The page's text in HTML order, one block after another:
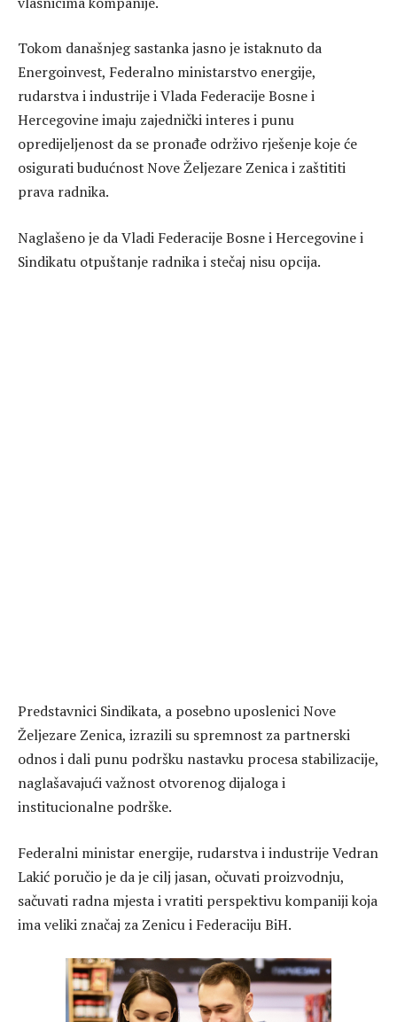
Tokom današnjeg sastanka jasno je istaknuto da
Energoinvest, Federalno ministarstvo energije,
rudarstva i industrije i Vlada Federacije Bosne i
Hercegovine imaju zajednički interes i punu
opredijeljenost da se pronađe održivo rješenje koje će
osigurati budućnost Nove Željezare Zenica i zaštititi
prava radnika.
Naglašeno je da Vladi Federacije Bosne i Hercegovine i
Sindikatu otpuštanje radnika i stečaj nisu opcija.
Predstavnici Sindikata, a posebno uposlenici Nove
Željezare Zenica, izrazili su spremnost za partnerski
odnos i dali punu podršku nastavku procesa stabilizacije,
naglašavajući važnost otvorenog dijaloga i
institucionalne podrške.
Federalni ministar energije, rudarstva i industrije Vedran
Lakić poručio je da je cilj jasan, očuvati proizvodnju,
sačuvati radna mjesta i vratiti perspektivu kompaniji koja
ima veliki značaj za Zenicu i Federaciju BiH.